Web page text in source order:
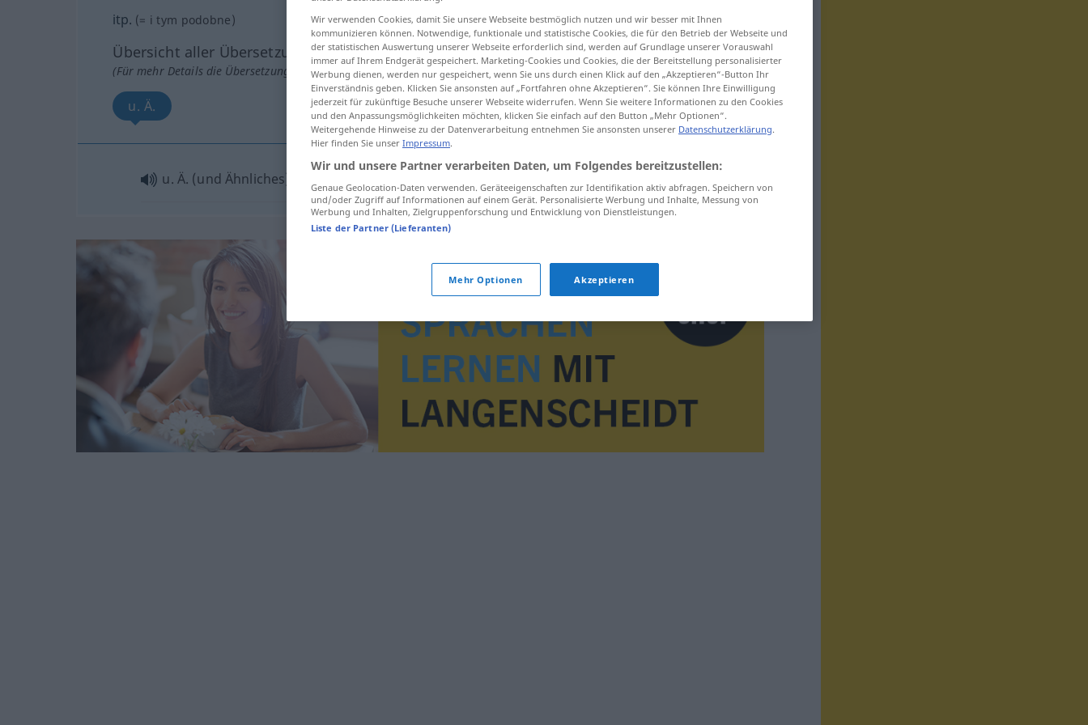
itp. (= i tym podobne)
Übersicht aller Übersetzungen
(Für mehr Details die Übersetzung anklicken/antippen)
u. Ä.
u. Ä. (und Ähnliches)
Wir verwenden Cookies, damit Sie unsere Webseite bestmöglich nutzen und wir besser mit Ihnen
kommunizieren können. Notwendige, funktionale und statistische Cookies, die für den Betrieb der Webseite und
der statistischen Auswertung unserer Webseite erforderlich sind, werden auf Grundlage unserer Vorauswahl
immer auf Ihrem Endgerät gespeichert. Marketing-Cookies und Cookies, die der Bereitstellung personalisierter
Werbung dienen, werden nur gespeichert, wenn Sie uns durch einen Klick auf den „Akzeptieren“-Button Ihr
Einverständnis geben. Klicken Sie ansonsten auf „Fortfahren ohne Akzeptieren“. Sie können Ihre Einwilligung
jederzeit für zukünftige Besuche unserer Webseite widerrufen. Wenn Sie weitere Informationen zu den Cookies
und den Anpassungsmöglichkeiten möchten, klicken Sie einfach auf den Button „Mehr Optionen“.
Weitergehende Hinweise zu der Datenverarbeitung entnehmen Sie ansonsten unserer Datenschutzerklärung.
Hier finden Sie unser Impressum.
Wir und unsere Partner verarbeiten Daten, um Folgendes bereitzustellen:
Genaue Geolocation-Daten verwenden. Geräteeigenschaften zur Identifikation aktiv abfragen. Speichern von
und/oder Zugriff auf Informationen auf einem Gerät. Personalisierte Werbung und Inhalte, Messung von
Werbung und Inhalten, Zielgruppenforschung und Entwicklung von Dienstleistungen.
Liste der Partner (Lieferanten)
Mehr Optionen Akzeptieren